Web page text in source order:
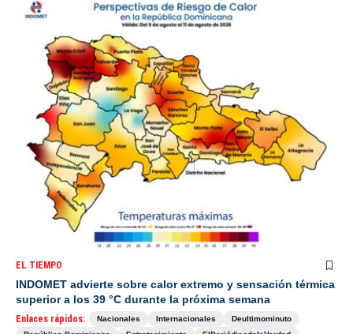
EL TIEMPO
INDOMET advierte sobre calor extremo y sensación térmica
superior a los 39 °C durante la próxima semana
Enlaces rápidos: Nacionales Internacionales
Deultimominuto